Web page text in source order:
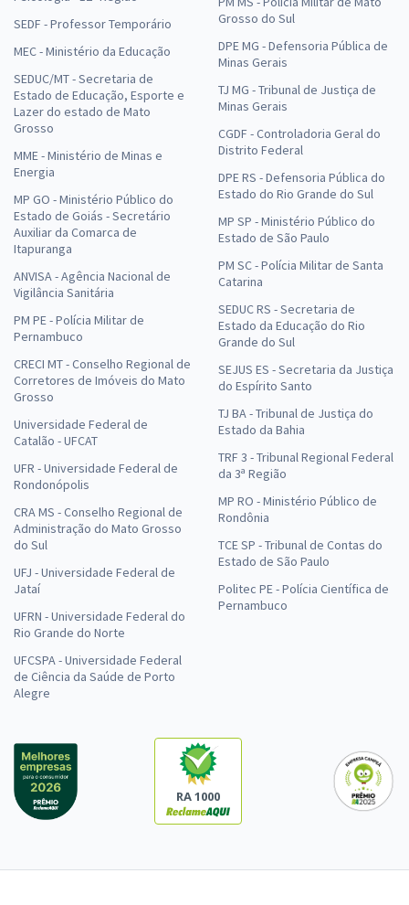
ALECE - Assembleia Legislativa do Estado do Ceará - Cargo 16:
Analista Legislativo - Engenharia Ambiental (Módulo Especial) (Pós-
à vista
R$31,92
Economize R$ 95,76 (-20%)
Comprar
ALECE - Assembleia Legislativa do Estado do Ceará - Cargo 17:
Analista Legislativo - Engenharia Mecânica (Módulo Especial) (Pós-
Edital)
à vista
ou 12x de
Economize R$ 95,76 (-20%)
Comprar
SEDF - Professor Temporário
MEC - Ministério da Educação
SEDUC/MT - Secretaria de
Estado de Educação, Esporte e
Lazer do estado de Mato
Grosso
MME - Ministério de Minas e
Energia
MP GO - Ministério Público do
Estado de Goiás - Secretário
Auxiliar da Comarca de
Itapuranga
ANVISA - Agência Nacional de
Vigilância Sanitária
PM PE - Polícia Militar de
Pernambuco
CRECI MT - Conselho Regional de
Corretores de Imóveis do Mato
Grosso
Universidade Federal de
Catalão - UFCAT
UFR - Universidade Federal de
Rondonópolis
CRA MS - Conselho Regional de
Administração do Mato Grosso
do Sul
UFJ - Universidade Federal de
Jataí
UFRN - Universidade Federal do
Rio Grande do Norte
UFCSPA - Universidade Federal
de Ciência da Saúde de Porto
Alegre
Grosso do Sul
DPE MG - Defensoria Pública de
Minas Gerais
TJ MG - Tribunal de Justiça de
Minas Gerais
CGDF - Controladoria Geral do
Distrito Federal
DPE RS - Defensoria Pública do
Estado do Rio Grande do Sul
MP SP - Ministério Público do
Estado de São Paulo
PM SC - Polícia Militar de Santa
Catarina
SEDUC RS - Secretaria de
Estado da Educação do Rio
Grande do Sul
SEJUS ES - Secretaria da Justiça
do Espírito Santo
TJ BA - Tribunal de Justiça do
Estado da Bahia
TRF 3 - Tribunal Regional Federal
da 3ª Região
MP RO - Ministério Público de
Rondônia
TCE SP - Tribunal de Contas do
Estado de São Paulo
Politec PE - Polícia Científica de
Pernambuco
RA 1000